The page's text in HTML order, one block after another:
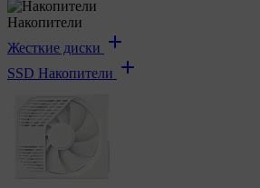
Накопители
Жесткие диски
SSD Накопители